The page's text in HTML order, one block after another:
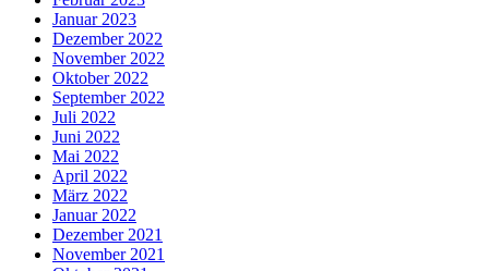
Januar 2023
Dezember 2022
November 2022
Oktober 2022
September 2022
Juli 2022
Juni 2022
Mai 2022
April 2022
März 2022
Januar 2022
Dezember 2021
November 2021